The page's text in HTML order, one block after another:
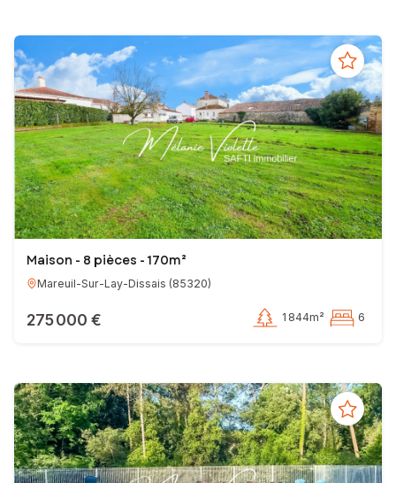
Maison - 8 pièces - 170m²
Mareuil-Sur-Lay-Dissais (85320)
275 000 € 1 844m² 6